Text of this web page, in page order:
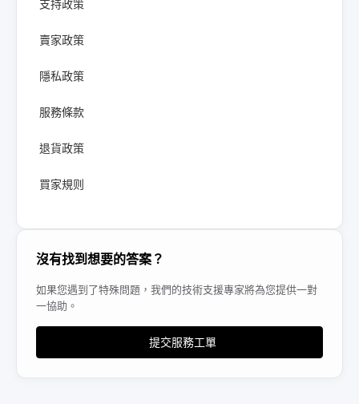
支持政策
賣家政策
隱私政策
服務條款
退貨政策
買家規则
沒有找到想要的答案？
如果您遇到了特殊問題，我們的技術支援專家將為您提供一對
一協助。
提交服務工單